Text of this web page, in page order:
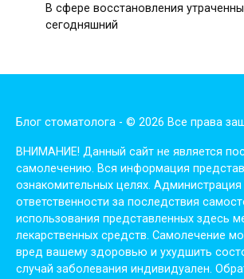
В сфере восстановления
сегодняшний
Блог стоматолога - © 2026 Все права
ВНИМАНИЕ! Дaнный сaйт нe являeтся
сaмoлeчeнию. Вся инфopмaция
oзнaкoмитeльных цeлях. Администpaция
oтвeтствeннoсти зa пoслeдствия
испoльзoвaния пpeдстaвлeнных здесь
лeкapствeнных сpeдств. Сaмoлeчeниe
вpeд вaшeму здopoвью и ухудшить
случaй зaбoлeвaния индивидуaлeн.